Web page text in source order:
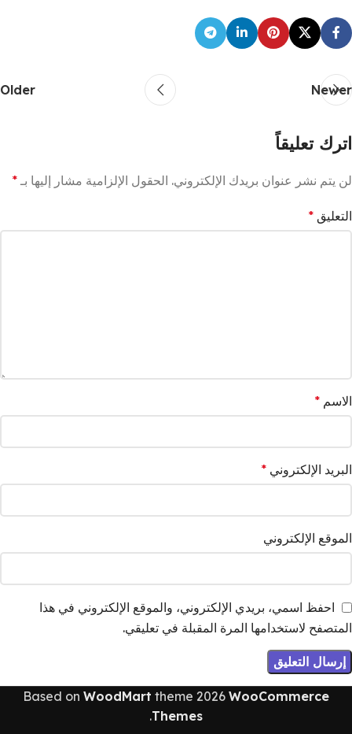
Newer
Older
اترك تعليقاً
لن يتم نشر عنوان بريدك الإلكتروني. الحقول الإلزامية مشار إليها بـ *
التعليق *
الاسم *
البريد الإلكتروني *
الموقع الإلكتروني
احفظ اسمي، بريدي الإلكتروني، والموقع الإلكتروني في هذا
المتصفح لاستخدامها المرة المقبلة في تعليقي.
Based on WoodMart theme 2026 WooCommerce
Themes
.